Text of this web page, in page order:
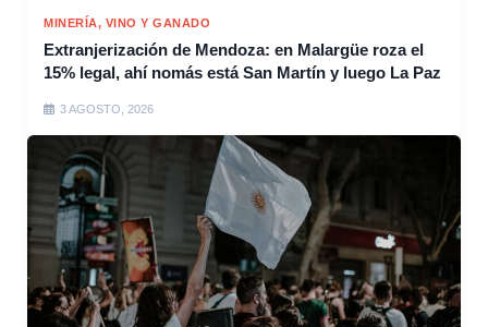
MINERÍA, VINO Y GANADO
Extranjerización de Mendoza: en Malargüe roza el
15% legal, ahí nomás está San Martín y luego La Paz
3 AGOSTO, 2026